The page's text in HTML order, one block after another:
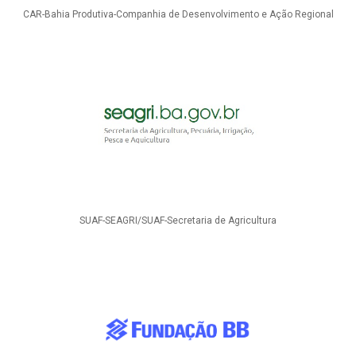
CAR-Bahia Produtiva-Companhia de Desenvolvimento e Ação Regional
SUAF-SEAGRI/SUAF-Secretaria de Agricultura